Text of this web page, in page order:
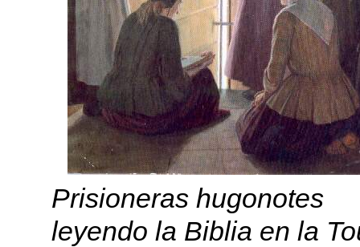
Prisioneras hugonotes
leyendo la Biblia en la